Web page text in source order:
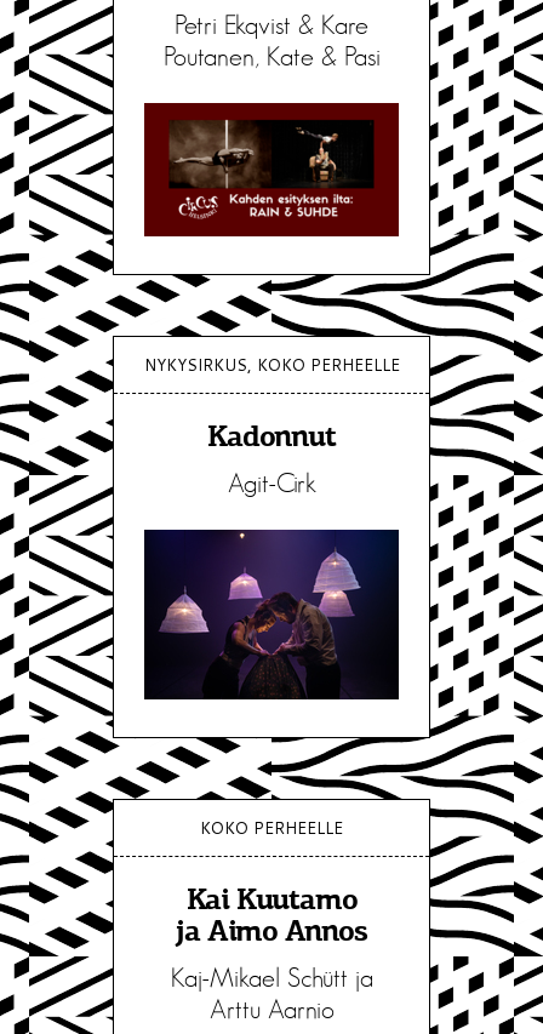
NYKYSIRKUS, KOKO PERHEELLE
Kadonnut
Agit-Cirk
Petri Ekqvist & Kare
Poutanen, Kate & Pasi
KOKO PERHEELLE
Kai Kuutamo
ja Aimo Annos
Kaj-Mikael Schütt ja
Arttu Aarnio